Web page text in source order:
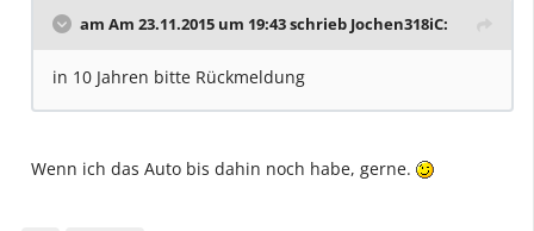
am Am 23.11.2015 um 19:43 schrieb Jochen318iC:
in 10 Jahren bitte Rückmeldung
Wenn ich das Auto bis dahin noch habe, gerne.